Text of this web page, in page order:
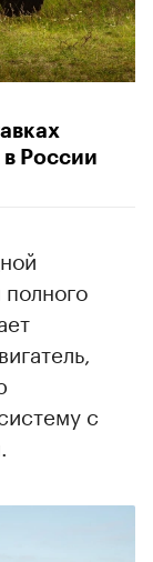
в России
с